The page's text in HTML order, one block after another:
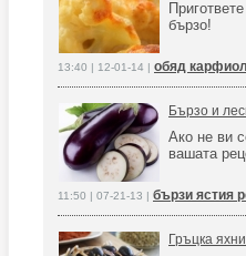
бързо!
13:40 | 12-01-14 | обяд
Бързо и
Ако не ви
вашата
11:50 | 07-21-13 | бързи ястия
Гръцка